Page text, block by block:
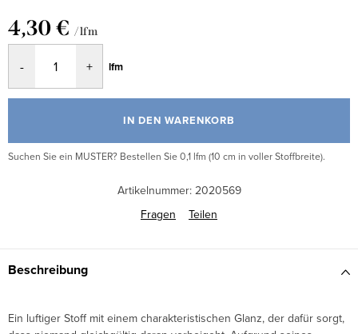
4,30 € / lfm
lfm
IN DEN WARENKORB
Suchen Sie ein MUSTER? Bestellen Sie 0,1 lfm (10 cm in voller Stoffbreite).
Artikelnummer: 2020569
Fragen
Teilen
Beschreibung
Ein luftiger Stoff mit einem charakteristischen Glanz, der dafür sorgt,